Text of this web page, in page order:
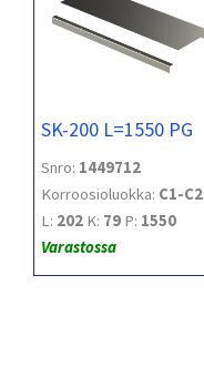
SK-200 L=1550 PG
Snro: 1449712
Korroosioluokka: C1-C2
L: 202 K: 79 P: 1550
Varastossa